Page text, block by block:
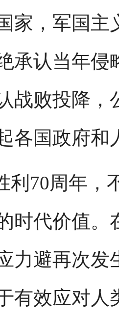
家，军国主
承认当年
战败投降
各国政府和
利70周年，
时代价值
力避再次发
有效应对